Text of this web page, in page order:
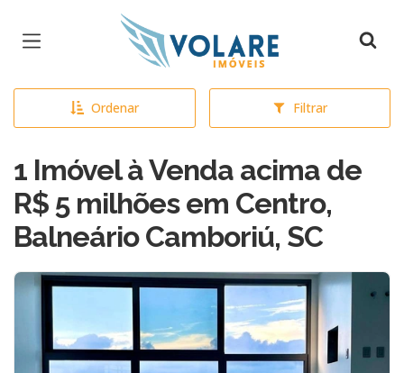
Página inicial
Ordenar Filtrar
1 Imóvel à Venda acima de
R$ 5 milhões em Centro,
Balneário Camboriú, SC